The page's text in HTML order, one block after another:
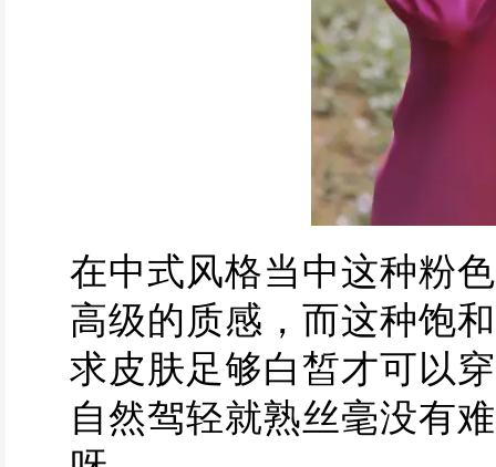
在中式风格当中这种粉
高级的质感，而这种饱
求皮肤足够白皙才可以
自然驾轻就熟丝毫没有